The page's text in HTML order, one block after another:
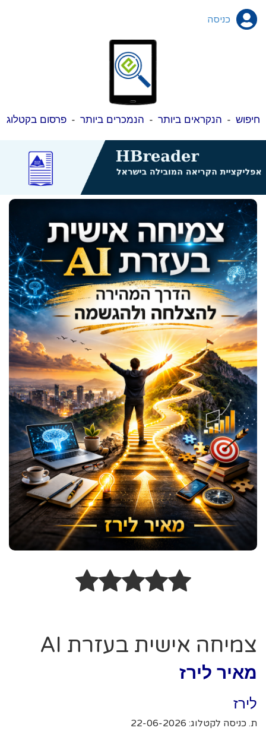
כניסה
חיפוש - הנקראים ביותר - הנמכרים ביותר -פרסום בקטלוג
צמיחה אישית בעזרת AI
מאיר לירז
לירז
ת. כניסה לקטלוג: 22-06-2026